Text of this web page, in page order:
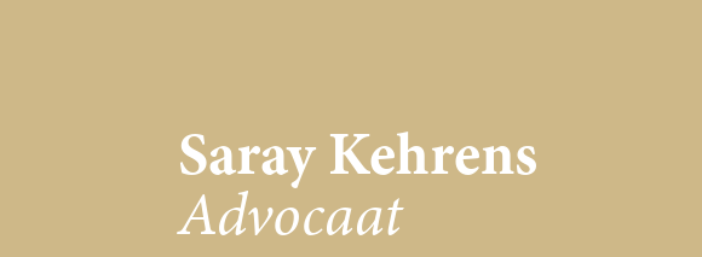
Saray Kehrens
Advocaat